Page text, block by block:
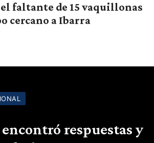
faltante de 15 vaquillonas
cercano a Ibarra
respuestas y